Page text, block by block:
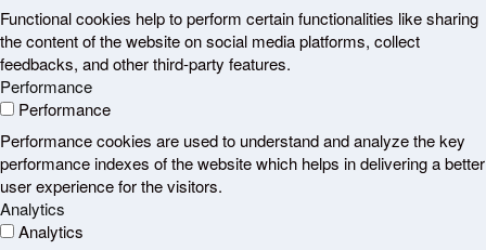
Functional cookies help to perform certain functionalities like sharing
the content of the website on social media platforms, collect
feedbacks, and other third-party features.
Performance
Performance
Performance cookies are used to understand and analyze the key
performance indexes of the website which helps in delivering a better
user experience for the visitors.
Analytics
Analytics